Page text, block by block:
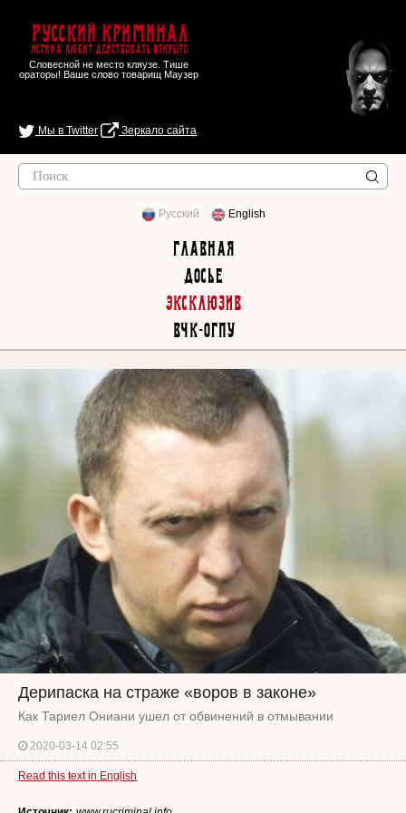
Русский Криминал
Истина любит действовать открыто
Словесной не место кляузе. Тише
ораторы! Ваше слово товарищ Маузер
Мы в Twitter Зеркало сайта
Русский English
Главная
Досье
Эксклюзив
ВЧК-ОГПУ
Дерипаска на страже «воров в законе»
Как Тариел Ониани ушел от обвинений в отмывании
2020-03-14 02:55
Read this text in English